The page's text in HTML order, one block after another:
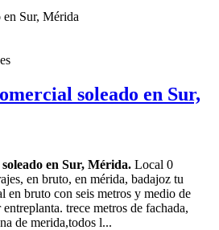
soleado en Sur,
en Sur, Mérida. Local 0
en bruto, en mérida, badajoz tu
en bruto con seis metros y medio de
trece metros de fachada,
de merida,todos l...